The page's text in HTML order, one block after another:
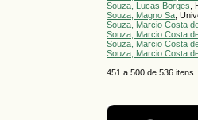
Souza, Lucas Borges
Souza, Magno Sa ,
Souza, Marcio Costa
Souza, Marcio Costa
Souza, Marcio Costa
Souza, Marcio Costa
451 a 500 de 536